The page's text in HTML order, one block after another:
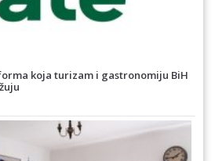
koja turizam i gastronomiju BiH